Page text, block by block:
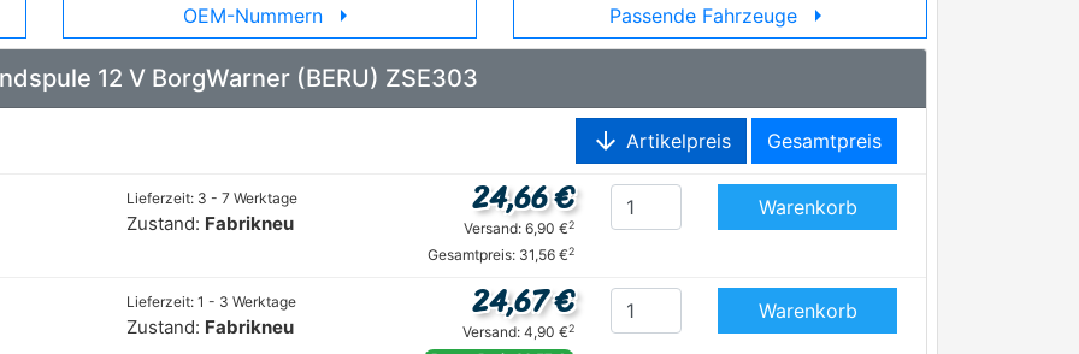
OEM-Nummern arrow_right Passende Fahrzeuge arrow_right
12 V BorgWarner (BERU) ZSE303
arrow_downward Artikelpreis Gesamtpreis
Lieferzeit: 3 - 7 Werktage
Zustand: Fabrikneu
24,66 €
Versand: 6,90 €2
Gesamtpreis: 31,56 €2
Warenkorb
Lieferzeit: 1 - 3 Werktage
Zustand: Fabrikneu
24,67 €
Versand: 4,90 €2
Warenkorb